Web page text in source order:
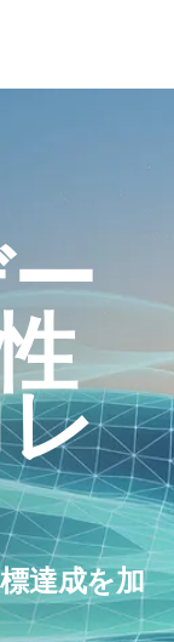
達成を加